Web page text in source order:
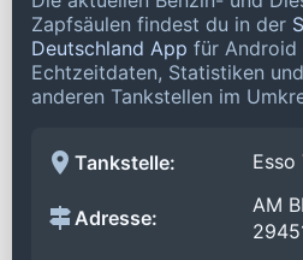
Zapfsäulen findest du in der
Deutschland App für Android
Echtzeitdaten, Statistiken
anderen Tankstellen im
Tankstelle: Esso
Adresse:
AM